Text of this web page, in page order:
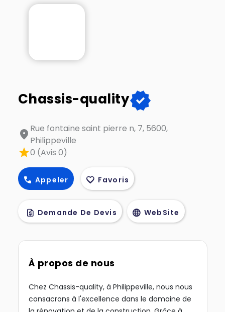
Chassis-qualityverified
location_on Rue fontaine saint pierre n, 7, 5600,
Philippeville
star0 (Avis 0)
call Appeler favorite Favoris
request_quote Demande De Devis language WebSite
À propos de nous
Chez Chassis-quality, à Philippeville, nous nous
consacrons à l'excellence dans le domaine de